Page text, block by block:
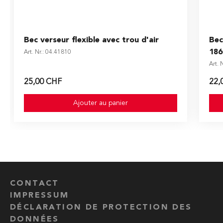
Bec verseur flexible avec trou d'air
Art. Nr.: 04.41810
25,00 CHF
Ajouter au panier
Art.
CONTACT
IMPRESSUM
DÉCLARATION DE PROTECTION DES
DONNÉES